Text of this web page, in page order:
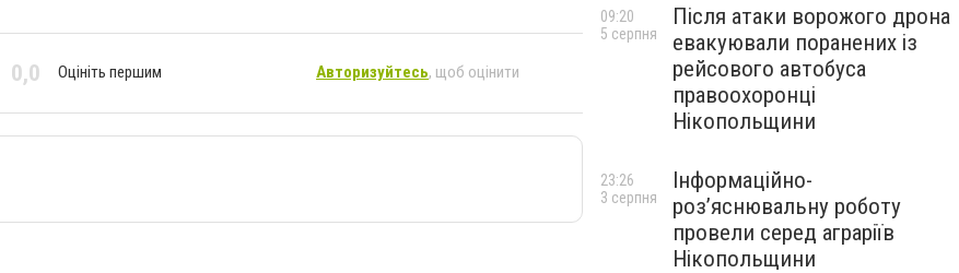
0,0 Оцініть першим Авторизуйтесь, щоб оцінити
Після атаки ворожого дрона
евакуювали поранених із
рейсового автобуса
правоохоронці
Нікопольщини
09:20
5 серпня
Інформаційно-
роз’яснювальну роботу
провели серед аграріїв
Нікопольщини
23:26
3 серпня